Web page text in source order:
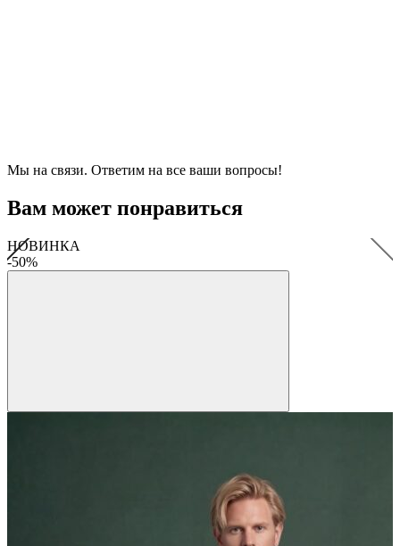
Мы на связи. Ответим на все ваши вопросы!
Вам может понравиться
НОВИНКА
-50%